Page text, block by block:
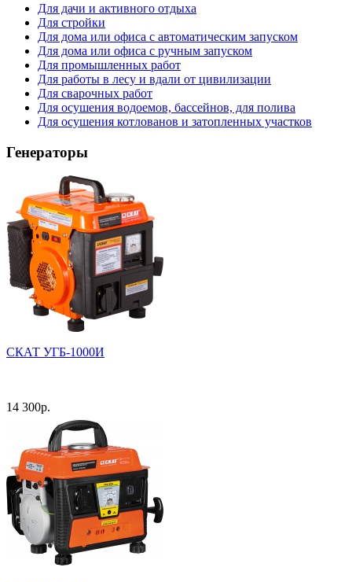
Для дачи и активного отдыха
Для стройки
Для дома или офиса с автоматическим запуском
Для дома или офиса с ручным запуском
Для промышленных работ
Для работы в лесу и вдали от цивилизации
Для сварочных работ
Для осушения водоемов, бассейнов, для полива
Для осушения котлованов и затопленных участков
Генераторы
СКАТ УГБ-1000И
14 300р.